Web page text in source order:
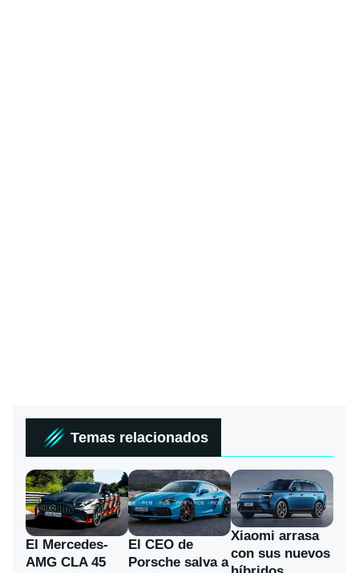
Temas relacionados
El Mercedes-
AMG CLA 45
El CEO de
Porsche salva a
Xiaomi arrasa
con sus nuevos